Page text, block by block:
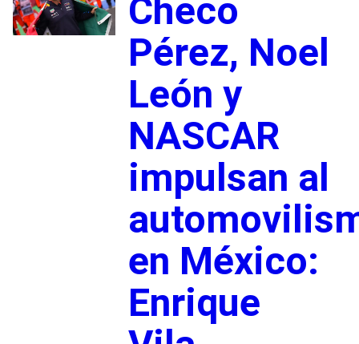
Checo
Pérez, Noel
León y
NASCAR
impulsan al
en México:
Enrique